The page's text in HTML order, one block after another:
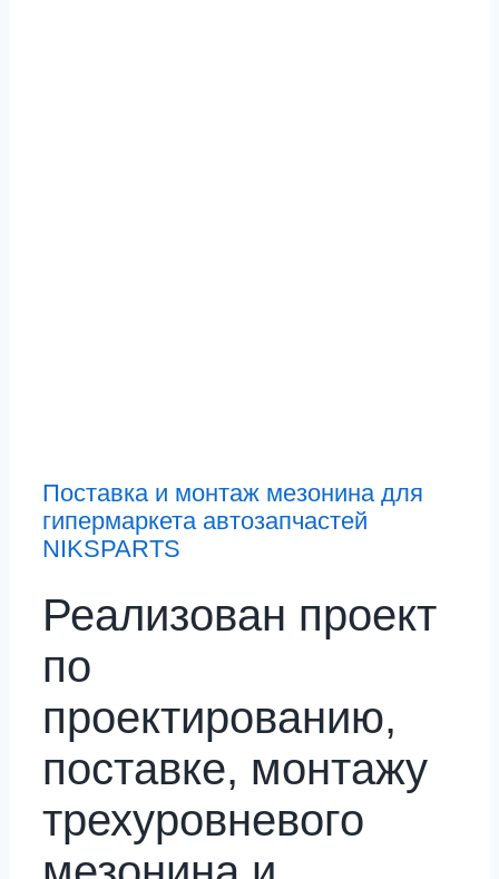
Поставка и монтаж мезонина для
гипермаркета автозапчастей
NIKSPARTS
Реализован проект
по
проектированию,
поставке, монтажу
трехуровневого